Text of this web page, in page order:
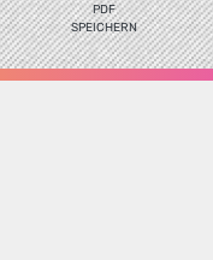
PDF
SPEICHERN